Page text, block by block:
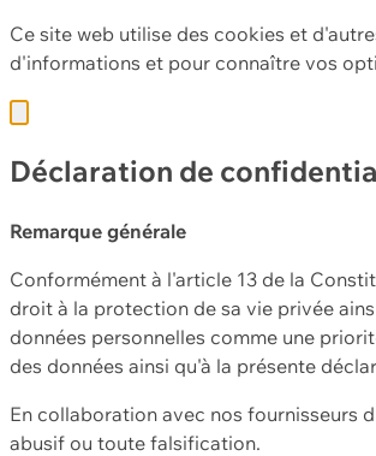
Ce site web utilise des cookies et
d'informations et pour connaître vos
Déclaration de
Remarque générale
Conformément à l'article 13 de la
droit à la protection de sa vie privée
données personnelles comme une
des données ainsi qu'à la présente
En collaboration avec nos fournisseurs
abusif ou toute falsification.